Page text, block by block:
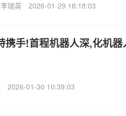
李瑞英 2026-01-29 18:18:03
携手!首程机器人深,化机
2026-01-30 10:39:03